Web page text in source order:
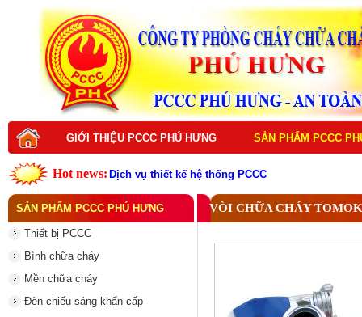
GIỚI THIỆU PCCC PHÚ HƯNG SẢN PHẨM PCCC
Hot news: Dịch vụ thiết kế hệ thống PCCC
Dịch vụ thi công hệ thống PCCC
Dịch vụ sửa chữa hệ thống PCCC
Dịch vụ nạp sạc bình chữa cháy
Vì sao nên đầu tư thiết bị PCCC chất lượng cao
SẢN PHẨM PCCC PHÚ HƯNG
Thiết bị PCCC
Bình chữa cháy
Mền chữa cháy
Đèn chiếu sáng khẩn cấp
VÒI CHỮA CHÁY